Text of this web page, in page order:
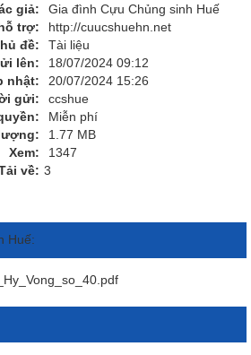
giả:
Gia đình Cựu Chủng sinh Huế
trợ:
http://cuucshuehn.net
đề:
Tài liệu
lên:
18/07/2024 09:12
nhật:
20/07/2024 15:26
gửi:
ccshue
Miễn phí
1.77 MB
Xem:
1347
về: 3
Huế: